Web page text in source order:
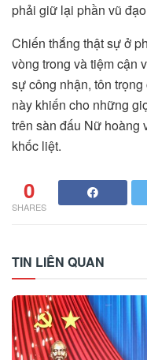
phải giữ lại phần vũ
Chiến thắng thật sự ở
vòng trong và tiệm cận
sự công nhận, tôn
này khiến cho những
trên sàn đấu Nữ hoàng
khốc liệt.
0
SHARES
TIN LIÊN QUAN